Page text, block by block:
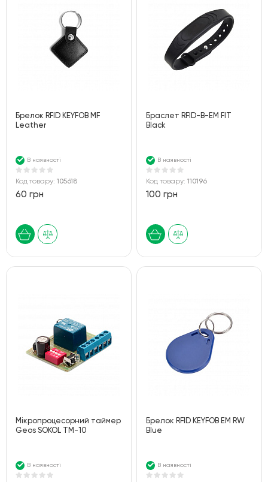
Брелок RFID KEYFOB MF
Leather
В наявності
Код товару: 105618
60 грн
Браслет RFID-B-EM FIT
Black
В наявності
Код товару:110196
100 грн
Мікропроцесорний таймер
Geos SOKOL TM-10
В наявності
Брелок RFID KEYFOB EM RW
Blue
В наявності